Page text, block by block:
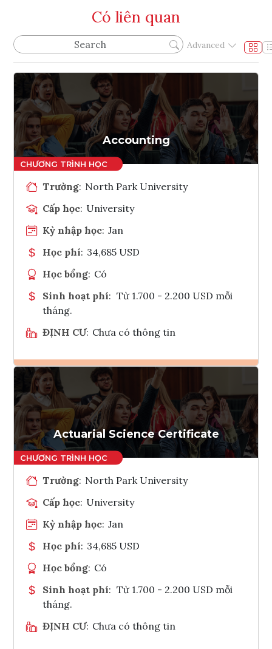
Có liên quan
Advanced
Accounting
Trường: North Park University
Cấp học: University
Kỳ nhập học: Jan
Học phí: 34,685 USD
Học bổng: Có
Sinh hoạt phí: Từ 1.700 - 2.200 USD mỗi
tháng.
ĐỊNH CƯ: Chưa có thông tin
Ghi danh
Tham vấn Interlink
Actuarial Science Certificate
Trường: North Park University
Cấp học: University
Kỳ nhập học: Jan
Học phí: 34,685 USD
Học bổng: Có
Sinh hoạt phí: Từ 1.700 - 2.200 USD mỗi
tháng.
ĐỊNH CƯ: Chưa có thông tin